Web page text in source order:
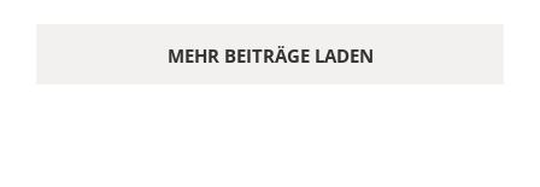
MEHR BEITRÄGE LADEN